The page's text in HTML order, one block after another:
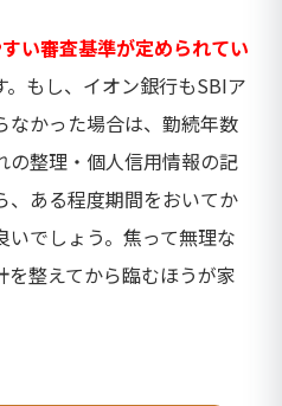
い審査基準が定められてい
。もし、イオン銀行もSBIア
なかった場合は、勤続年数
の整理・個人信用情報の記
、ある程度期間をおいてか
でしょう。焦って無理な
整えてから臨むほうが家